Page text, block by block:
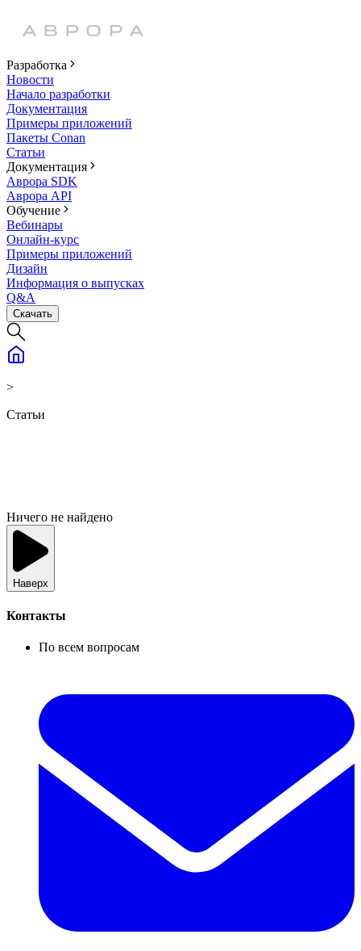
Разработка
Новости
Начало разработки
Документация
Примеры приложений
Пакеты Conan
Статьи
Документация
Аврора SDK
Аврора API
Обучение
Вебинары
Онлайн-курс
Примеры приложений
Дизайн
Информация о выпусках
Q&A
Скачать
>
Статьи
Ничего не найдено
Наверх
Контакты
По всем вопросам